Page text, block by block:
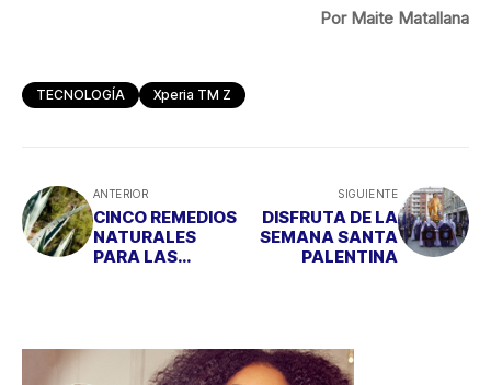
Por Maite Matallana
TECNOLOGÍA Xperia TM Z
ANTERIOR
CINCO REMEDIOS
NATURALES
PARA LAS
SIGUIENTE
DISFRUTA DE LA
SEMANA SANTA
PALENTINA